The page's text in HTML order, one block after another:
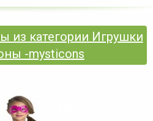
из категории Игрушки
-mysticons